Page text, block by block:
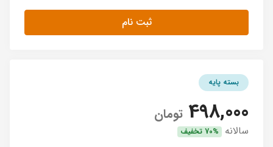
ثبت نام
بسته پایه
498,000 تومان
سالانه 70% تخفیف